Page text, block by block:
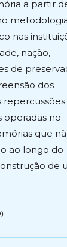
a partir
nas
nação,
de
dos
repercussões
operadas no
que
ao longo do
de